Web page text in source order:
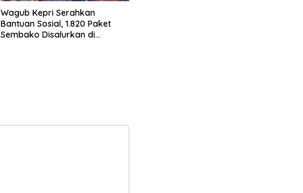
Wagub Kepri Serahkan
Bantuan Sosial, 1.820 Paket
Sembako Disalurkan di